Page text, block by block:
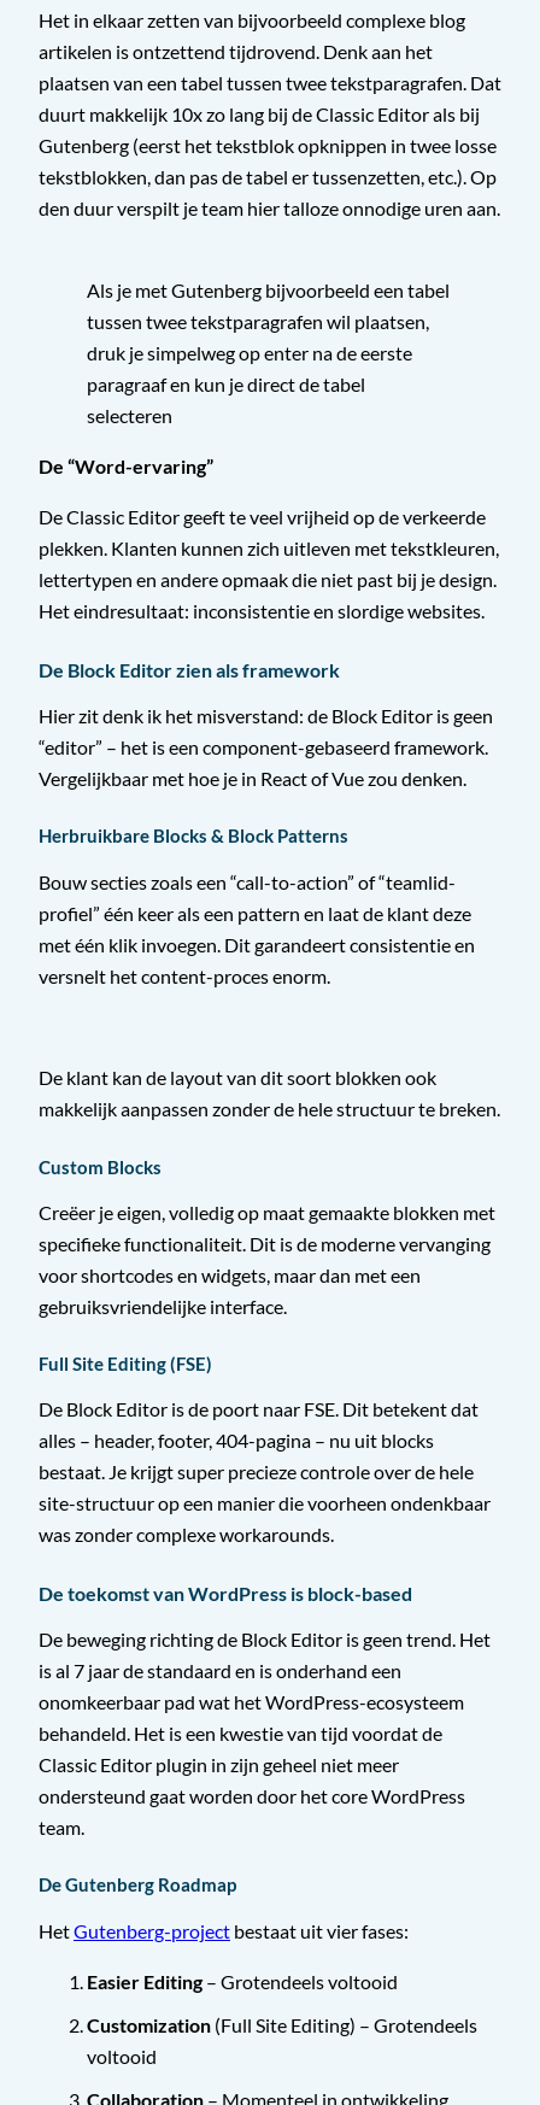
Het in elkaar zetten van bijvoorbeeld complexe blog
artikelen is ontzettend tijdrovend. Denk aan het
plaatsen van een tabel tussen twee tekstparagrafen. Dat
duurt makkelijk 10x zo lang bij de Classic Editor als bij
Gutenberg (eerst het tekstblok opknippen in twee losse
tekstblokken, dan pas de tabel er tussenzetten, etc.). Op
den duur verspilt je team hier talloze onnodige uren aan.
Als je met Gutenberg bijvoorbeeld een tabel
tussen twee tekstparagrafen wil plaatsen,
druk je simpelweg op enter na de eerste
paragraaf en kun je direct de tabel
selecteren
De “Word-ervaring”
De Classic Editor geeft te veel vrijheid op de verkeerde
plekken. Klanten kunnen zich uitleven met tekstkleuren,
lettertypen en andere opmaak die niet past bij je design.
Het eindresultaat: inconsistentie en slordige websites.
De Block Editor zien als framework
Hier zit denk ik het misverstand: de Block Editor is geen
“editor” – het is een component-gebaseerd framework.
Vergelijkbaar met hoe je in React of Vue zou denken.
Herbruikbare Blocks & Block Patterns
Bouw secties zoals een “call-to-action” of “teamlid-
profiel” één keer als een pattern en laat de klant deze
met één klik invoegen. Dit garandeert consistentie en
versnelt het content-proces enorm.
De klant kan de layout van dit soort blokken ook
makkelijk aanpassen zonder de hele structuur te breken.
Custom Blocks
Creëer je eigen, volledig op maat gemaakte blokken met
specifieke functionaliteit. Dit is de moderne vervanging
voor shortcodes en widgets, maar dan met een
gebruiksvriendelijke interface.
Full Site Editing (FSE)
De Block Editor is de poort naar FSE. Dit betekent dat
alles – header, footer, 404-pagina – nu uit blocks
bestaat. Je krijgt super precieze controle over de hele
site-structuur op een manier die voorheen ondenkbaar
was zonder complexe workarounds.
De toekomst van WordPress is block-based
De beweging richting de Block Editor is geen trend. Het
is al 7 jaar de standaard en is onderhand een
onomkeerbaar pad wat het WordPress-ecosysteem
behandeld. Het is een kwestie van tijd voordat de
Classic Editor plugin in zijn geheel niet meer
ondersteund gaat worden door het core WordPress
team.
De Gutenberg Roadmap
HetGutenberg-project bestaat uit vier fases:
Easier Editing– Grotendeels voltooid
Customization (Full Site Editing) – Grotendeels
voltooid
Collaboration – Momenteel in ontwikkeling